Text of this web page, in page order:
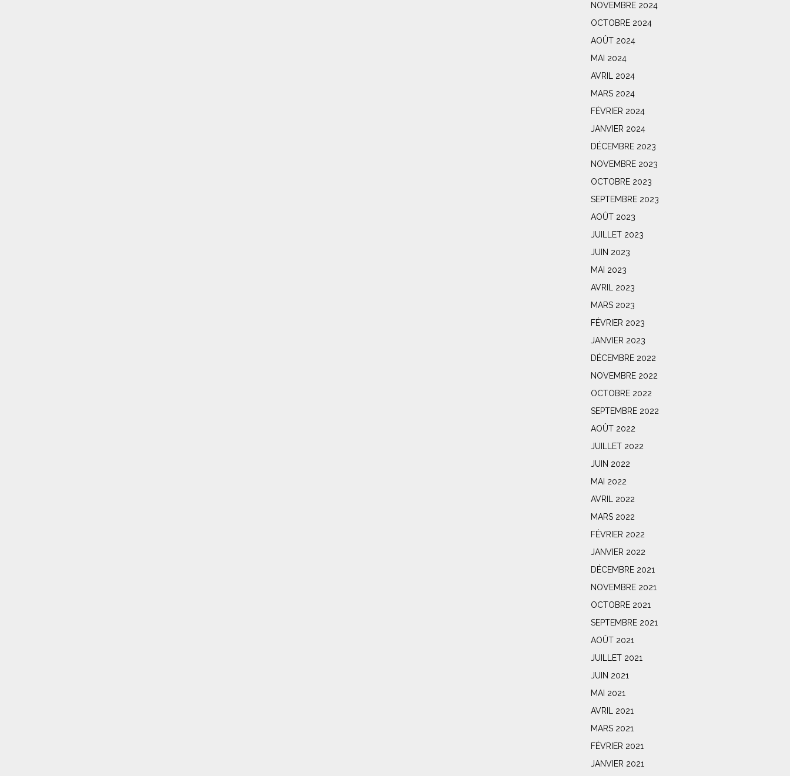
NOVEMBRE 2024
OCTOBRE 2024
AOÛT 2024
MAI 2024
AVRIL 2024
MARS 2024
FÉVRIER 2024
JANVIER 2024
DÉCEMBRE 2023
NOVEMBRE 2023
OCTOBRE 2023
SEPTEMBRE 2023
AOÛT 2023
JUILLET 2023
JUIN 2023
MAI 2023
AVRIL 2023
MARS 2023
FÉVRIER 2023
JANVIER 2023
DÉCEMBRE 2022
NOVEMBRE 2022
OCTOBRE 2022
SEPTEMBRE 2022
AOÛT 2022
JUILLET 2022
JUIN 2022
MAI 2022
AVRIL 2022
MARS 2022
FÉVRIER 2022
JANVIER 2022
DÉCEMBRE 2021
NOVEMBRE 2021
OCTOBRE 2021
SEPTEMBRE 2021
AOÛT 2021
JUILLET 2021
JUIN 2021
MAI 2021
AVRIL 2021
MARS 2021
FÉVRIER 2021
JANVIER 2021